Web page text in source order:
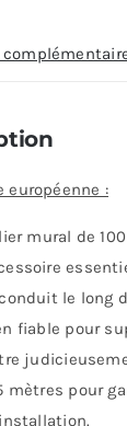
européenne :
mural de
le long
fiable pour
mètres pour